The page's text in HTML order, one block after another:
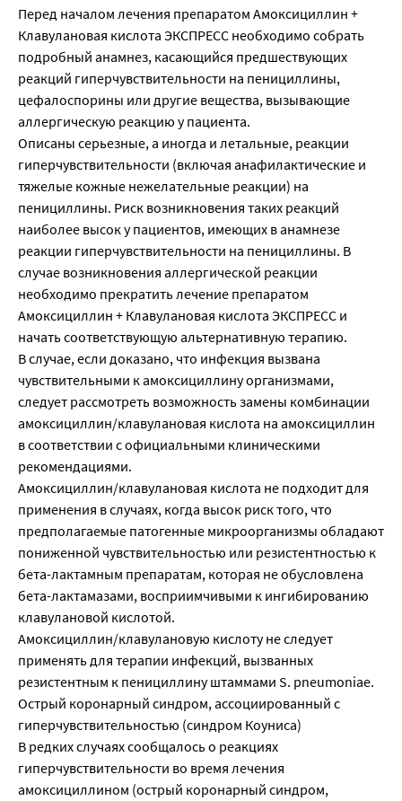
Перед началом лечения препаратом Aмоксициллин +
Клавулановая кислота ЭКСПРЕСС необходимо собрать
подробный анамнез, касающийся предшествующих
реакций гиперчувствительности на пенициллины,
цефалоспорины или другие вещества, вызывающие
аллергическую реакцию у пациента.
Описаны серьезные, а иногда и летальные, реакции
гиперчувствительности (включая анафилактические и
тяжелые кожные нежелательные реакции) на
пенициллины. Риск возникновения таких реакций
наиболее высок у пациентов, имеющих в анамнезе
реакции гиперчувствительности на пенициллины. В
случае возникновения аллергической реакции
необходимо прекратить лечение препаратом
Aмоксициллин + Клавулановая кислота ЭКСПРЕСС и
начать соответствующую альтернативную терапию.
В случае, если доказано, что инфекция вызвана
чувствительными к амоксициллину организмами,
следует рассмотреть возможность замены комбинации
амоксициллин/клавулановая кислота на амоксициллин
в соответствии с официальными клиническими
рекомендациями.
Амоксициллин/клавулановая кислота не подходит для
применения в случаях, когда высок риск того, что
предполагаемые патогенные микроорганизмы обладают
пониженной чувствительностью или резистентностью к
бета-лактамным препаратам, которая не обусловлена
бета-лактамазами, восприимчивыми к ингибированию
клавулановой кислотой.
Амоксициллин/клавулановую кислоту не следует
применять для терапии инфекций, вызванных
резистентным к пенициллину штаммами S. pneumoniae.
Острый коронарный синдром, ассоциированный с
гиперчувствительностью (синдром Коуниса)
В редких случаях сообщалось о реакциях
гиперчувствительности во время лечения
амоксициллином (острый коронарный синдром,